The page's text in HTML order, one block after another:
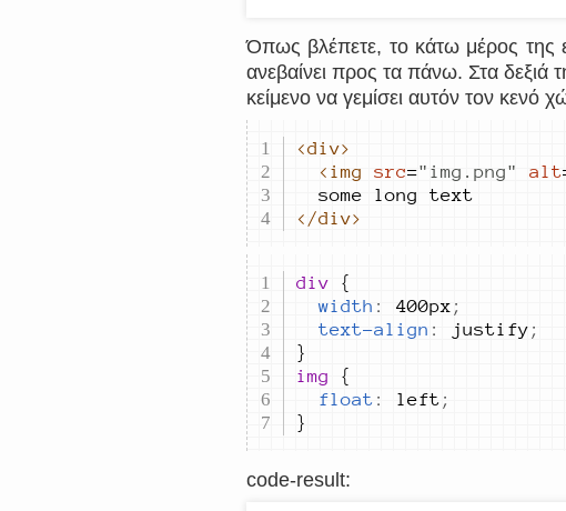
Όπως βλέπετε, το κάτω μέρος της
ανεβαίνει προς τα πάνω. Στα δεξιά
κείμενο να γεμίσει αυτόν τον κενό
<div>
<img
src=" img.png" alt
</div>
div
width : 400px ;
text-align : justify ;
img
float : left ;
}
code-result: